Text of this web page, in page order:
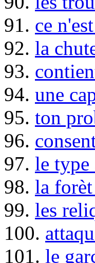
91. ce
92. la
93.
94. une
95. ton
96.
97. le type
98. la
99. les
100.
101. le